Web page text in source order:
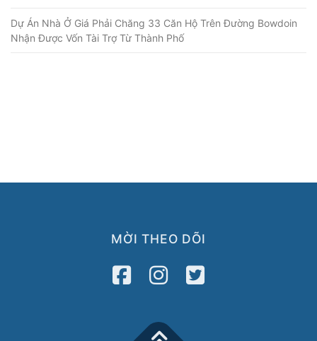
Dự Án Nhà Ở Giá Phải Chăng 33 Căn Hộ Trên Đường Bowdoin
Nhận Được Vốn Tài Trợ Từ Thành Phố
MỜI THEO DÕI